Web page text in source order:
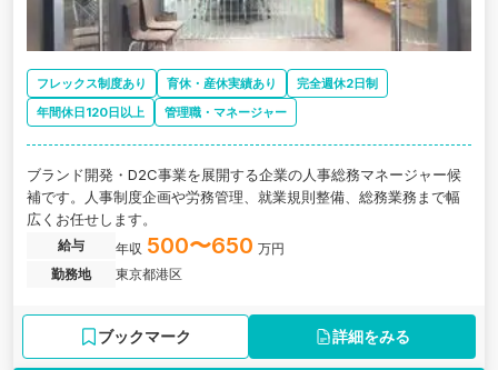
フレックス制度あり 育休・産休実績あり
完全週休2日制
年間休日120日以上
管理職・マネージャー
ブランド開発・D2C事業を展開する企業の人事総務マネージャー候
補です。人事制度企画や労務管理、就業規則整備、総務業務まで幅
広くお任せします。
給与 年収 500〜650 万円
勤務地
東京都港区
ブックマーク 詳細をみる